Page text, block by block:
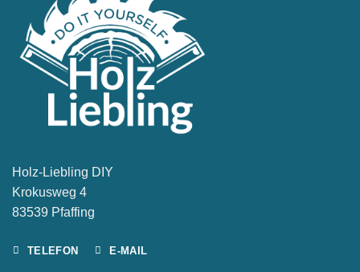
Holz-Liebling DIY
Krokusweg 4
83539 Pfaffing
TELEFON E-MAIL